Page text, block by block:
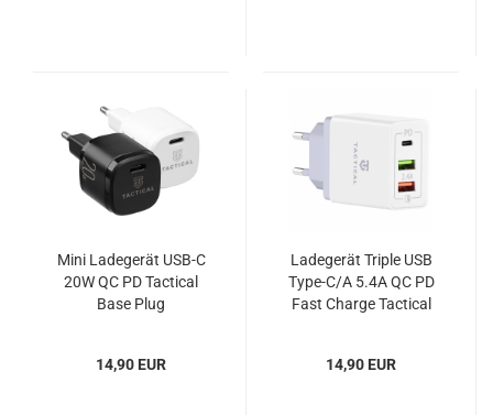
Mini Ladegerät USB-C
20W QC PD Tactical
Base Plug
14,90 EUR
Ladegerät Triple USB
Type-C/A 5.4A QC PD
Fast Charge Tactical
14,90 EUR